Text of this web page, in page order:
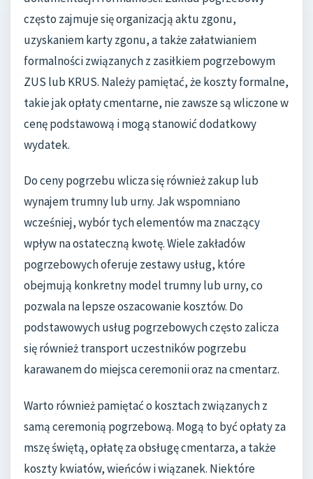
często zajmuje się organizacją aktu zgonu,
uzyskaniem karty zgonu, a także załatwianiem
formalności związanych z zasiłkiem pogrzebowym
ZUS lub KRUS. Należy pamiętać, że koszty formalne,
takie jak opłaty cmentarne, nie zawsze są wliczone w
cenę podstawową i mogą stanowić dodatkowy
wydatek.
Do ceny pogrzebu wlicza się również zakup lub
wynajem trumny lub urny. Jak wspomniano
wcześniej, wybór tych elementów ma znaczący
wpływ na ostateczną kwotę. Wiele zakładów
pogrzebowych oferuje zestawy usług, które
obejmują konkretny model trumny lub urny, co
pozwala na lepsze oszacowanie kosztów. Do
podstawowych usług pogrzebowych często zalicza
się również transport uczestników pogrzebu
karawanem do miejsca ceremonii oraz na cmentarz.
Warto również pamiętać o kosztach związanych z
samą ceremonią pogrzebową. Mogą to być opłaty za
mszę świętą, opłatę za obsługę cmentarza, a także
koszty kwiatów, wieńców i wiązanek. Niektóre